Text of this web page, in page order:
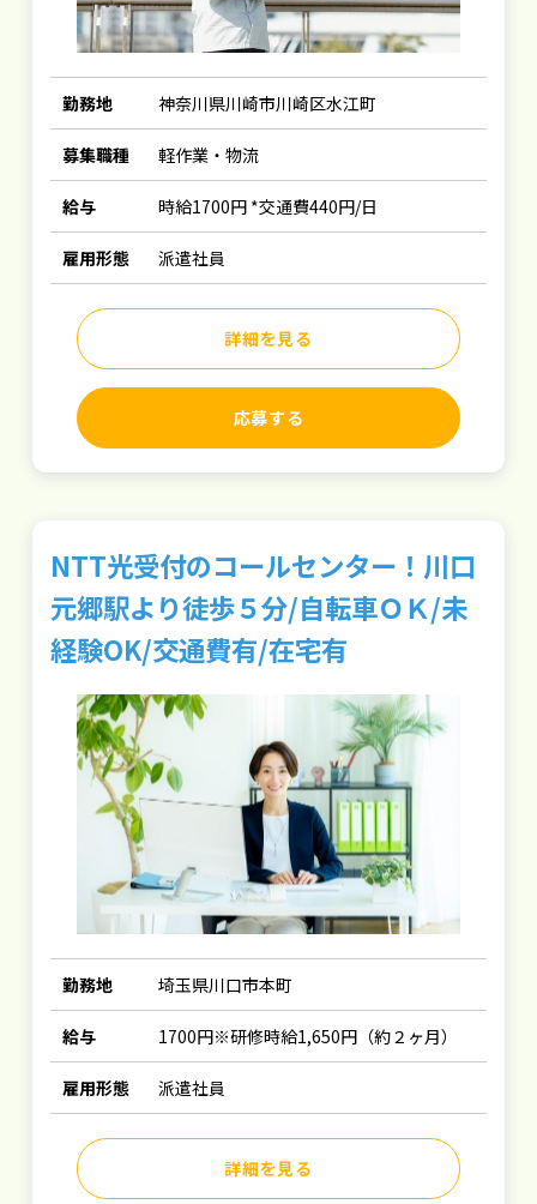
勤務地 神奈川県川崎市川崎区水江町
募集職種 軽作業・物流
給与 時給1700円 *交通費440円/日
雇用形態 派遣社員
詳細を見る
応募する
NTT光受付のコールセンター！川口
元郷駅より徒歩５分/自転車ＯＫ/未
経験OK/交通費有/在宅有
勤務地 埼玉県川口市本町
給与 1700円※研修時給1,650円（約２ヶ月）
雇用形態 派遣社員
詳細を見る